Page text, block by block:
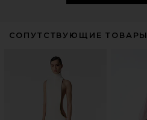
СОПУТСТВУЮЩИЕ ТОВАРЫ